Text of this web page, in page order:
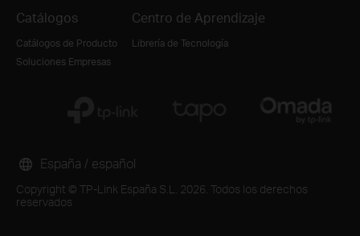
Catálogos
Catálogos de Producto
Soluciones Empresas
Centro de Aprendizaje
Librería de Tecnología
Copyright © TP-Link España S.L. 2026. Todos los derechos
reservados
España / español